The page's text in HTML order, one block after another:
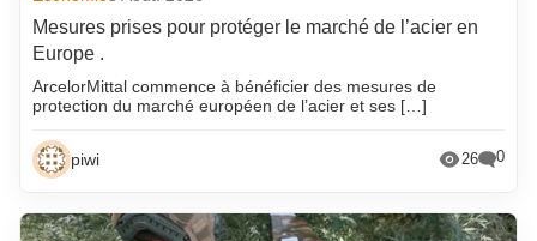
Mesures prises pour protéger le marché de l’acier en
Europe .
ArcelorMittal commence à bénéficier des mesures de
protection du marché européen de l’acier et ses […]
piwi 26 0